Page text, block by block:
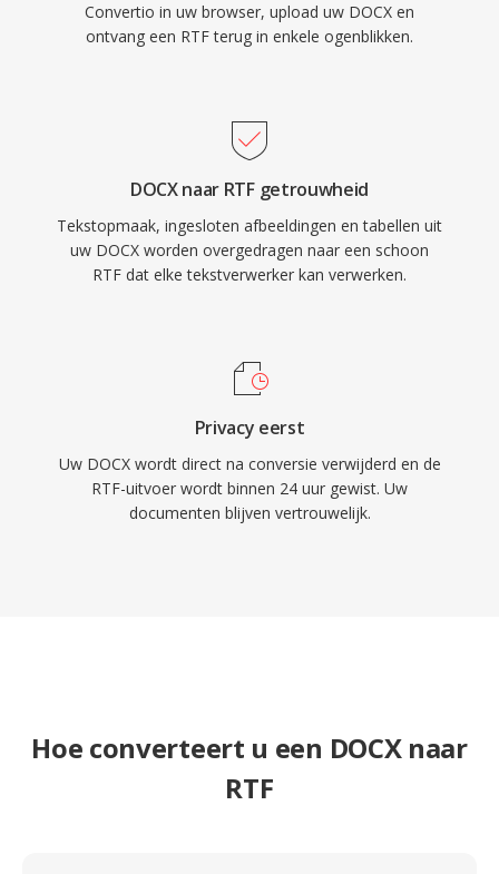
Convertio in uw browser, upload uw DOCX en
ontvang een RTF terug in enkele ogenblikken.
DOCX naar RTF getrouwheid
Tekstopmaak, ingesloten afbeeldingen en tabellen uit
uw DOCX worden overgedragen naar een schoon
RTF dat elke tekstverwerker kan verwerken.
Privacy eerst
Uw DOCX wordt direct na conversie verwijderd en de
RTF-uitvoer wordt binnen 24 uur gewist. Uw
documenten blijven vertrouwelijk.
Hoe converteert u een DOCX naar
RTF